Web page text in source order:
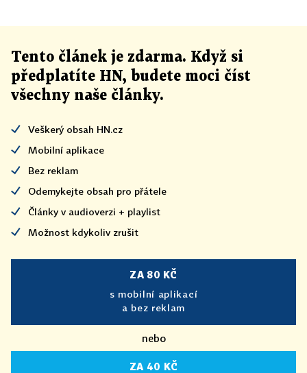
Tento článek je zdarma. Když si
předplatíte HN, budete moci číst
všechny naše články.
Veškerý obsah HN.cz
Mobilní aplikace
Bez reklam
Odemykejte obsah pro přátele
Články v audioverzi + playlist
Možnost kdykoliv zrušit
ZA 80 KČ
s mobilní aplikací
a bez reklam
nebo
ZA 40 KČ